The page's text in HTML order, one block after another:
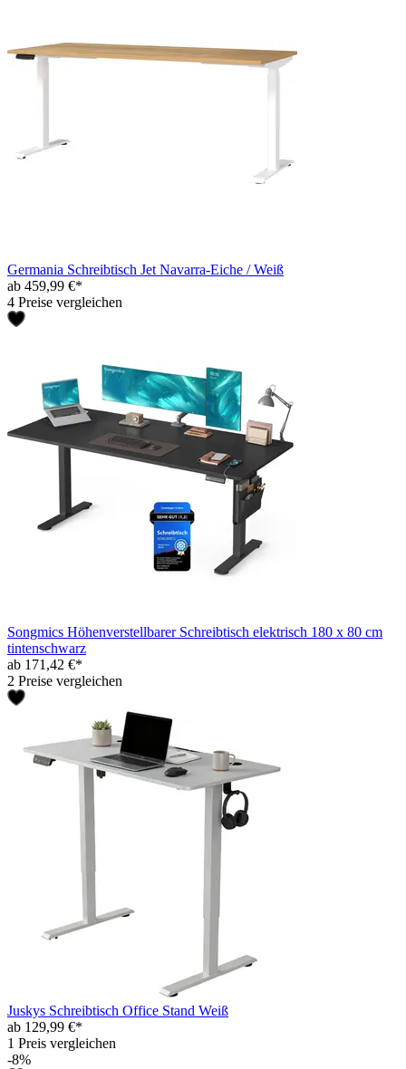
Germania Schreibtisch Jet Navarra-Eiche / Weiß
ab 459,99 €*
4 Preise vergleichen
Songmics Höhenverstellbarer Schreibtisch elektrisch 180 x 80 cm
tintenschwarz
ab 171,42 €*
2 Preise vergleichen
Juskys Schreibtisch Office Stand Weiß
ab 129,99 €*
1 Preis vergleichen
-8%